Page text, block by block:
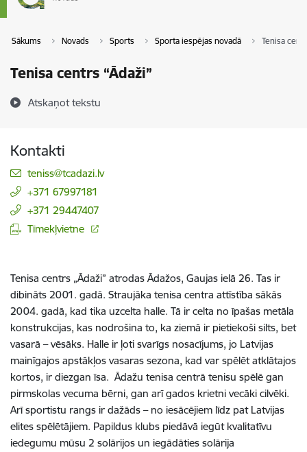
Sākums Novads Sports Sporta iespējas novadā Tenisa
Tenisa centrs “Ādaži”
Atskaņot tekstu
Kontakti
E-pasts:
teniss@tcadazi.lv
+371 67997181
+371 29447407
Tīmekļvietne
Tenisa centrs „Ādaži” atrodas Ādažos, Gaujas ielā 26. Tas ir
dibināts 2001. gadā. Straujāka tenisa centra attīstība sākās
2004. gadā, kad tika uzcelta halle. Tā ir celta no īpašas metāla
konstrukcijas, kas nodrošina to, ka ziemā ir pietiekoši silts, bet
vasarā – vēsāks. Halle ir ļoti svarīgs nosacījums, jo Latvijas
mainīgajos apstākļos vasaras sezona, kad var spēlēt atklātajos
kortos, ir diezgan īsa. Ādažu tenisa centrā tenisu spēlē gan
pirmskolas vecuma bērni, gan arī gados krietni vecāki cilvēki.
Arī sportistu rangs ir dažāds – no iesācējiem līdz pat Latvijas
elites spēlētājiem. Papildus klubs piedāvā iegūt kvalitatīvu
iedegumu mūsu 2 solārijos un iegādāties solārija